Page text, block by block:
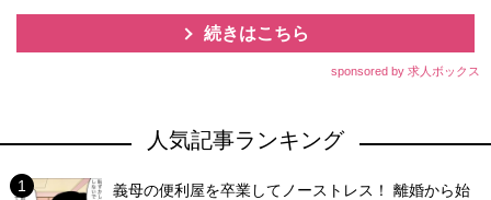
続きはこちら
sponsored by 求人ボックス
人気記事ランキング
義母の便利屋を卒業してノーストレス！ 離婚から始